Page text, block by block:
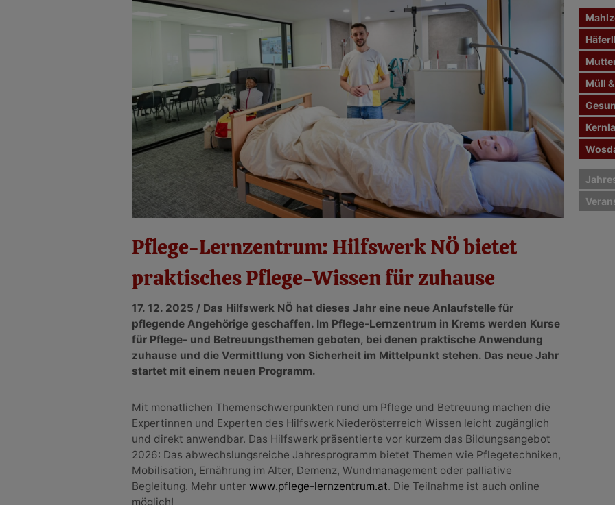
Pflege-Lernzentrum: Hilfswerk NÖ bietet
praktisches Pflege-Wissen für zuhause
17. 12. 2025 / Das Hilfswerk NÖ hat dieses Jahr eine neue Anlaufstelle für
pflegende Angehörige geschaffen. Im Pflege-Lernzentrum in Krems werden Kurse
für Pflege- und Betreuungsthemen geboten, bei denen praktische Anwendung
zuhause und die Vermittlung von Sicherheit im Mittelpunkt stehen. Das neue Jahr
startet mit einem neuen Programm.
Mit monatlichen Themenschwerpunkten rund um Pflege und Betreuung machen die
Expertinnen und Experten des Hilfswerk Niederösterreich Wissen leicht zugänglich
und direkt anwendbar. Das Hilfswerk präsentierte vor kurzem das Bildungsangebot
2026: Das abwechslungsreiche Jahresprogramm bietet Themen wie Pflegetechniken,
Mobilisation, Ernährung im Alter, Demenz, Wundmanagement oder palliative
Begleitung. Mehr unter www.pflege-lernzentrum.at. Die Teilnahme ist auch online
möglich!
n
a
h
Müll